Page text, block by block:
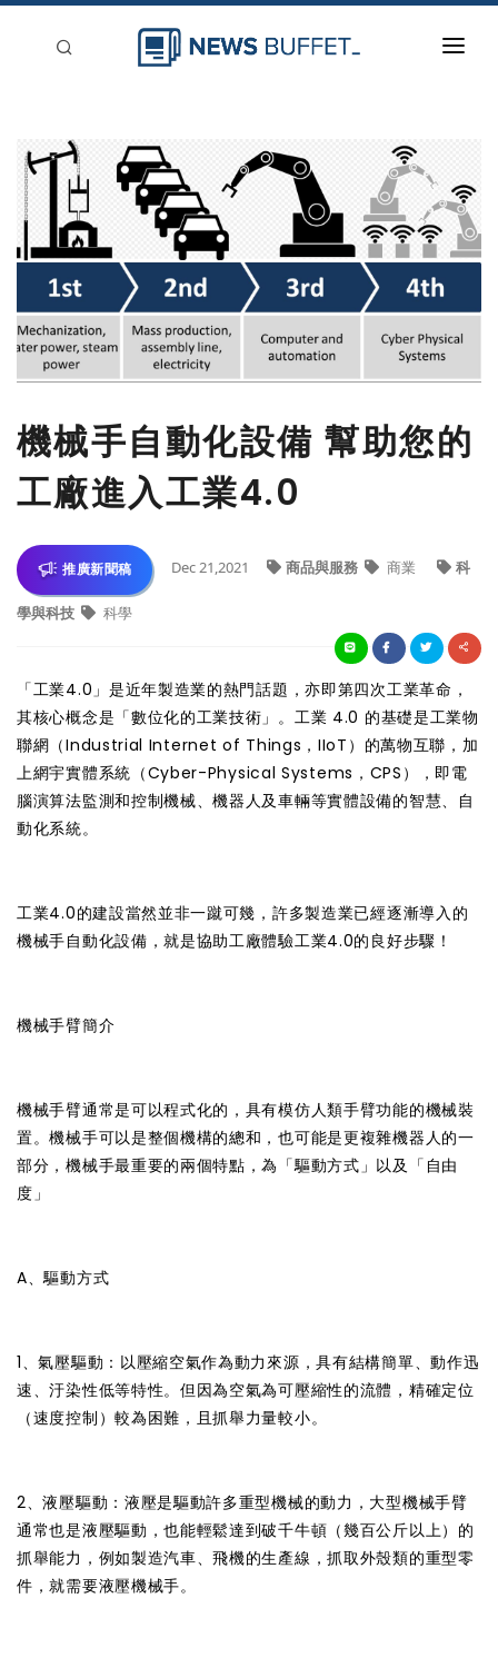
新聞稿分類
登入
刊登
機械手自動化設備 幫助您的
工廠進入工業4.0
推廣新聞稿 Dec 21,2021 商品與服務 商業 科
學與科技 科學
「工業4.0」是近年製造業的熱門話題，亦即第四次工業革命，
其核心概念是「數位化的工業技術」。工業 4.0 的基礎是工業物
聯網（Industrial Internet of Things，IIoT）的萬物互聯，加
上網宇實體系統（Cyber-Physical Systems，CPS），即電
腦演算法監測和控制機械、機器人及車輛等實體設備的智慧、自
動化系統。
工業4.0的建設當然並非一蹴可幾，許多製造業已經逐漸導入的
機械手自動化設備，就是協助工廠體驗工業4.0的良好步驟！
機械手臂簡介
機械手臂通常是可以程式化的，具有模仿人類手臂功能的機械裝
置。機械手可以是整個機構的總和，也可能是更複雜機器人的一
部分，機械手最重要的兩個特點，為「驅動方式」以及「自由
度」
A、驅動方式
1、氣壓驅動：以壓縮空氣作為動力來源，具有結構簡單、動作迅
速、汙染性低等特性。但因為空氣為可壓縮性的流體，精確定位
（速度控制）較為困難，且抓舉力量較小。
2、液壓驅動：液壓是驅動許多重型機械的動力，大型機械手臂
通常也是液壓驅動，也能輕鬆達到破千牛頓（幾百公斤以上）的
抓舉能力，例如製造汽車、飛機的生產線，抓取外殼類的重型零
件，就需要液壓機械手。